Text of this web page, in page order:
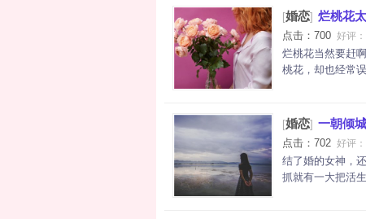
[婚恋] 烂桃花
点击：700 好评：
烂桃花当然要赶
桃花，却也经常
[婚恋] 一朝倾
点击：702 好评：
结了婚的女神，
抓就有一大把活